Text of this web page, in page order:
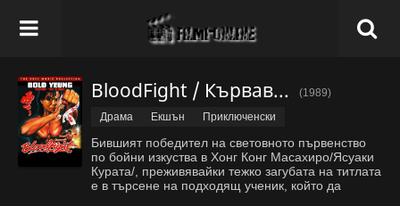
BloodFight / Кървава битка
(1989)
Драма
Екшън Приключенски
Бившият победител на световното първенство
по бойни изкуства в Хонг Конг Масахиро/Ясуаки
Курата/, преживявайки тежко загубата на титлата
е в търсене на подходящ ученик, който да